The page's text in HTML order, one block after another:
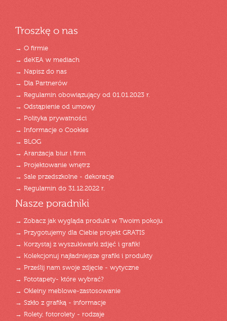
Troszkę o nas
→ O firmie
→ deKEA w mediach
→ Napisz do nas
→ Dla Partnerów
→ Regulamin obowiązujący od 01.01.2023 r.
→ Odstąpienie od umowy
→ Polityka prywatności
→ Informacje o Cookies
→ BLOG
→ Aranżacja biur i firm
→ Projektowanie wnętrz
→ Sale przedszkolne - dekoracje
→ Regulamin do 31.12.2022 r.
Nasze poradniki
→ Zobacz jak wygląda produkt w Twoim pokoju
→ Przygotujemy dla Ciebie projekt GRATIS
→ Korzystaj z wyszukiwarki zdjęć i grafik!
→ Kolekcjonuj najładniejsze grafiki i produkty
→ Prześlij nam swoje zdjęcie - wytyczne
→ Fototapety- które wybrać?
→ Okleiny meblowe-zastosowanie
→ Szkło z grafiką - informacje
→ Rolety, fotorolety - rodzaje